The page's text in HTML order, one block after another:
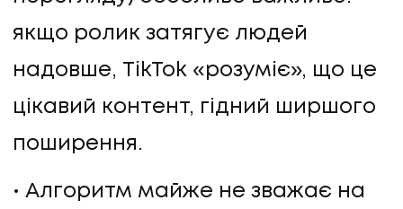
якщо ролик затягує людей
надовше, TikTok «розуміє», що це
цікавий контент, гідний ширшого
поширення.
Алгоритм майже не зважає на